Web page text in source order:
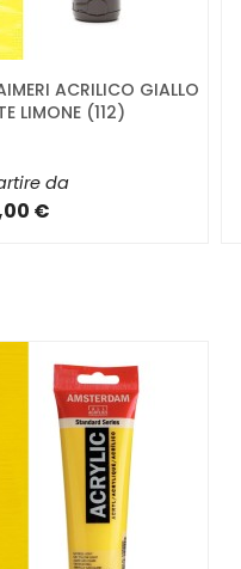
ACRILICO GIALLO
LIMONE (112)
da
€